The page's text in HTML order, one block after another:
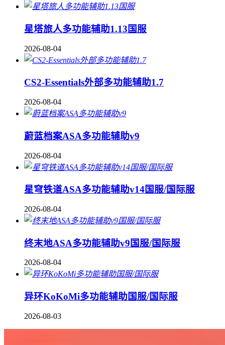
星塔旅人多功能辅助1.13国服
2026-08-04
CS2-Essentials外部多功能辅助1.7
2026-08-04
蔚蓝档案ASA多功能辅助v9
2026-08-04
星穹铁道ASA多功能辅助v14国服/国际服
2026-08-04
终末地ASA多功能辅助v9国服/国际服
2026-08-04
异环KoKoMi多功能辅助国服/国际服
2026-08-03